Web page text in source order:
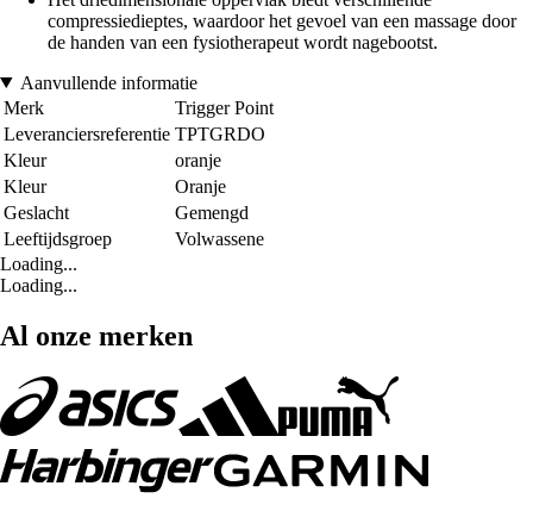
compressiedieptes, waardoor het gevoel van een massage door
de handen van een fysiotherapeut wordt nagebootst.
Aanvullende informatie
Merk
Trigger Point
Leveranciersreferentie TPTGRDO
Kleur
oranje
Kleur
Oranje
Geslacht
Gemengd
Leeftijdsgroep
Volwassene
Loading...
Loading...
Al onze merken